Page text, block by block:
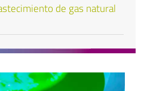
de gas natural